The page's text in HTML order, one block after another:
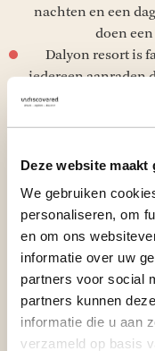
Deze website
We gebruiken
personaliseren, om
en om ons
informatie over uw
partners voor social
partners kunnen
informatie die u aan
verzameld op basis
nachten en een
doen
Dalyon resort is
iedereen aanraden
verblijven. Wij
avond aan. Mooi
voor
er ook voor de
hebben
kinderen hebben
het fietsen heeft
geregeld, om
het resort, dan